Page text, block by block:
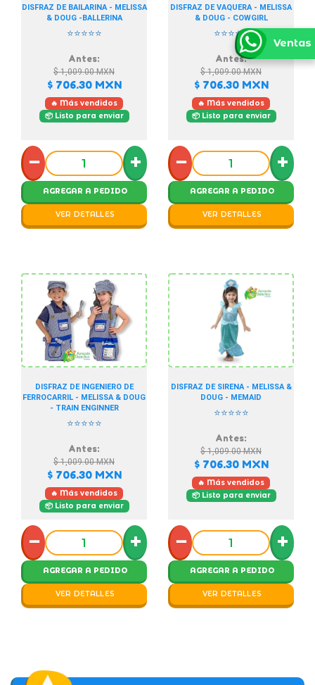
DISFRAZ DE BAILARINA - MELISSA
& DOUG -BALLERINA
⭐⭐⭐⭐⭐
Antes:
$ 1,009.00MXN
$ 706.30MXN
🔥 Más vendidos
📦 Listo para enviar
− +
AGREGAR A PEDIDO
VER DETALLES
DISFRAZ DE VAQUERA - MELISSA
& DOUG - COWGIRL
⭐⭐⭐⭐⭐
Antes:
$ 1,009.00MXN
$ 706.30MXN
🔥 Más vendidos
📦 Listo para enviar
− +
AGREGAR A PEDIDO
VER DETALLES
DISFRAZ DE INGENIERO DE
FERROCARRIL - MELISSA & DOUG
- TRAIN ENGINNER
⭐⭐⭐⭐⭐
Antes:
$ 1,009.00MXN
$ 706.30MXN
🔥 Más vendidos
📦 Listo para enviar
− +
AGREGAR A PEDIDO
VER DETALLES
DISFRAZ DE SIRENA - MELISSA &
DOUG - MEMAID
⭐⭐⭐⭐⭐
Antes:
$ 1,009.00MXN
$ 706.30MXN
🔥 Más vendidos
📦 Listo para enviar
− +
AGREGAR A PEDIDO
VER DETALLES
Ventas